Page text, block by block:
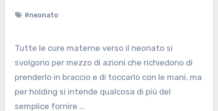
#neonato
Tutte le cure materne verso il neonato si
svolgono per mezzo di azioni che richiedono di
prenderlo in braccio e di toccarlo con le mani, ma
per holding si intende qualcosa di più del
semplice fornire ...